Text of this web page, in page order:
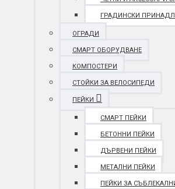
ГРАДИНСКИ
ОГРАДИ
СМАРТ ОБОРУДВАНЕ
КОМПОСТЕРИ
СТОЙКИ ЗА ВЕЛОСИПЕДИ
ПЕЙКИ
СМАРТ ПЕЙКИ
БЕТОННИ ПЕЙКИ
ДЪРВЕНИ ПЕЙКИ
МЕТАЛНИ ПЕЙКИ
ПЕЙКИ ЗА